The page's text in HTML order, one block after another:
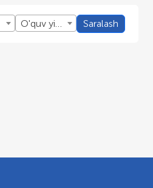
O'quv yillini tanlang Saralash